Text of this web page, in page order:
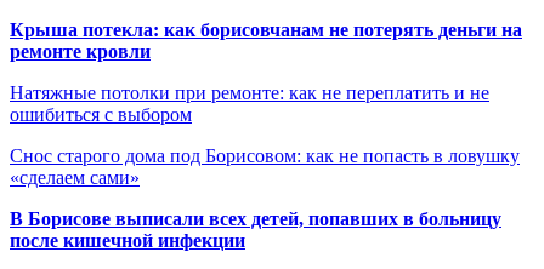
Крыша потекла: как борисовчанам не потерять деньги на
ремонте кровли
Натяжные потолки при ремонте: как не переплатить и не
ошибиться с выбором
Снос старого дома под Борисовом: как не попасть в ловушку
«сделаем сами»
В Борисове выписали всех детей, попавших в больницу
после кишечной инфекции